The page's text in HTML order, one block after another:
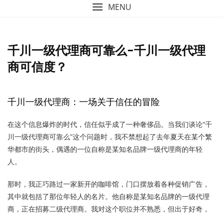
MENU
千川一级代理商可靠么-千川一级代理
商可信度？
千川一级代理商：一场关于信任的冒险
在这个信息爆炸的时代，信任似乎成了一种奢侈品。当我们谈论“千
川一级代理商可靠么”这个问题时，我不禁想起了去年夏天在某个繁
华都市的街头，偶遇的一位自称是某知名品牌一级代理商的年轻
人。
那时，我正巧路过一家新开的咖啡馆，门口摆放着各种促销广告，
其中就包括了那位年轻人的名片。他自称是某知名品牌的一级代理
商，正在招募二级代理商。我对这个职位并不熟悉，但出于好奇，